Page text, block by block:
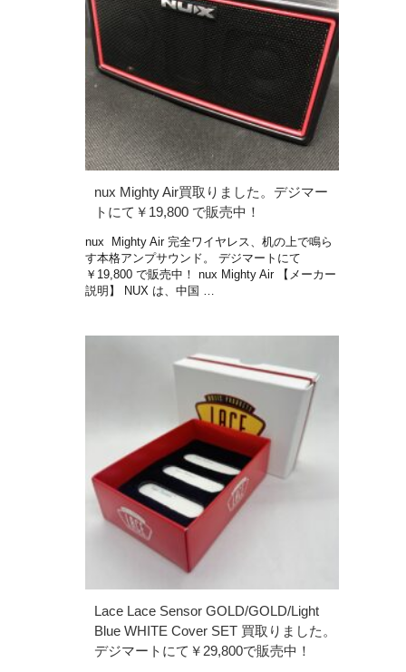
nux Mighty Air買取りました。デジマー
トにて￥19,800 で販売中！
nux Mighty Air 完全ワイヤレス、机の上で鳴ら
す本格アンプサウンド。 デジマートにて
￥19,800 で販売中！ nux Mighty Air 【メーカー
説明】 NUX は、中国 …
Lace Lace Sensor GOLD/GOLD/Light
Blue WHITE Cover SET 買取りました。
デジマートにて￥29,800で販売中！